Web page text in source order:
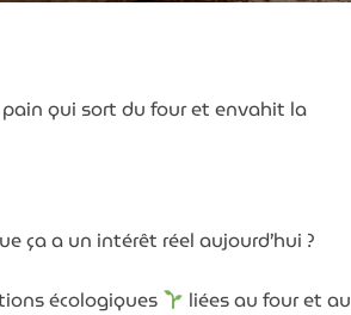
pain qui sort du four et envahit la
ça a un intérêt réel aujourd’hui ?
écologiques
liées au four et au